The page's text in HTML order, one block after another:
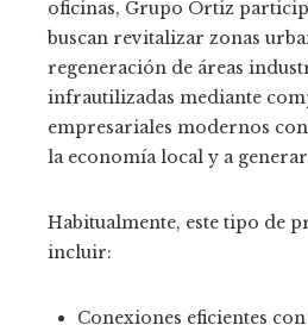
oficinas, Grupo Ortiz
buscan revitalizar zonas
regeneración de áreas
infrautilizadas mediante
empresariales modernos
la economía local y a
Habitualmente, este tipo de
incluir:
Conexiones eficientes